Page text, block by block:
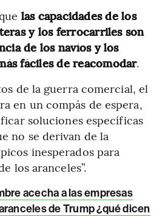
las capacidades de los
y los ferrocarriles son
de los navíos y los
fáciles de reacomodar.
de la guerra comercial, el
en un compás de espera,
soluciones específicas
no se derivan de la
inesperados para
los aranceles”.
acecha a las empresas
de Trump ¿qué dicen